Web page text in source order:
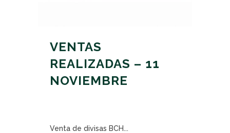
VENTAS
REALIZADAS – 11
NOVIEMBRE
Venta de divisas BCH...